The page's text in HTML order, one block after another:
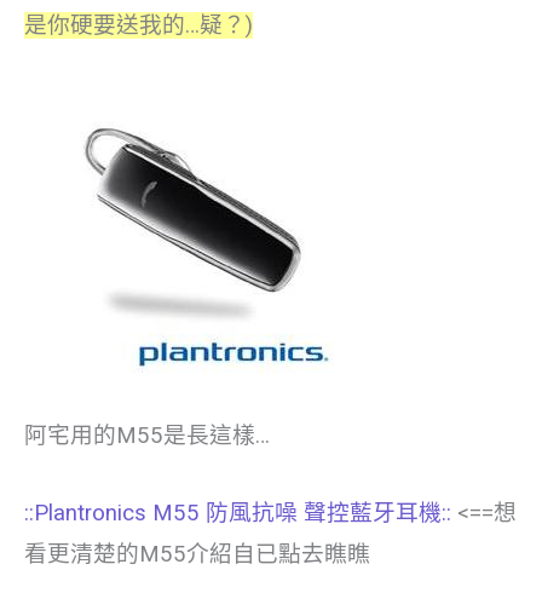
是你硬要送我的…疑？)
阿宅用的M55是長這樣…
::Plantronics M55 防風抗噪 聲控藍牙耳機:: <==想
看更清楚的M55介紹自已點去瞧瞧